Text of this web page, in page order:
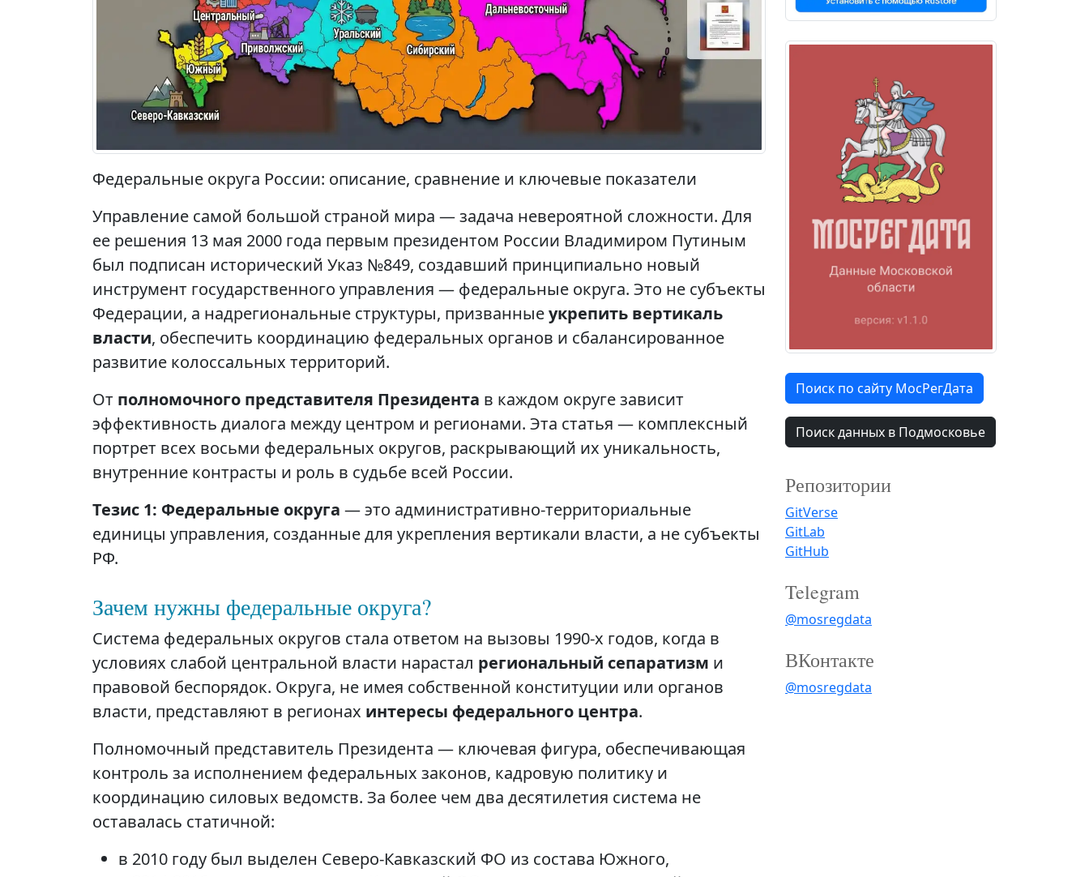
Федеральные округа России: описание, сравнение и ключевые показатели
Управление самой большой страной мира — задача невероятной сложности. Для
ее решения 13 мая 2000 года первым президентом России Владимиром Путиным
был подписан исторический Указ №849, создавший принципиально новый
инструмент государственного управления — федеральные округа. Это не субъекты
Федерации, а надрегиональные структуры, призванныеукрепить вертикаль
власти, обеспечить координацию федеральных органов и сбалансированное
развитие колоссальных территорий.
От полномочного представителя Президента в каждом округе зависит
эффективность диалога между центром и регионами. Эта статья — комплексный
портрет всех восьми федеральных округов, раскрывающий их уникальность,
внутренние контрасты и роль в судьбе всей России.
Тезис 1: Федеральные округа — это административно-территориальные
единицы управления, созданные для укрепления вертикали власти, а не субъекты
РФ.
Зачем нужны федеральные округа?
Система федеральных округов стала ответом на вызовы 1990-х годов, когда в
условиях слабой центральной власти нарастал региональный сепаратизм и
правовой беспорядок. Округа, не имея собственной конституции или органов
власти, представляют в регионах интересы федерального центра.
Полномочный представитель Президента — ключевая фигура, обеспечивающая
контроль за исполнением федеральных законов, кадровую политику и
координацию силовых ведомств. За более чем два десятилетия система не
оставалась статичной:
в 2010 году был выделен Северо-Кавказский ФО из состава Южного,
Поиск по сайту МосРегДата
Поиск данных в Подмосковье
Репозитории
GitVerse
GitLab
GitHub
Telegram
@mosregdata
ВКонтакте
@mosregdata